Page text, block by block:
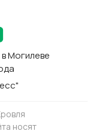
Могилеве
носят